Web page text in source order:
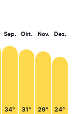
Sep.
34°
Okt.
31°
Nov.
29°
Dez.
24°